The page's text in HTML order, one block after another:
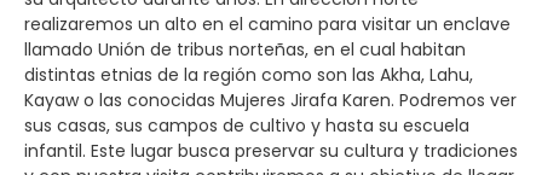
realizaremos un alto en el camino para visitar un enclave
llamado Unión de tribus norteñas, en el cual habitan
distintas etnias de la región como son las Akha, Lahu,
Kayaw o las conocidas Mujeres Jirafa Karen. Podremos ver
sus casas, sus campos de cultivo y hasta su escuela
infantil. Este lugar busca preservar su cultura y tradiciones